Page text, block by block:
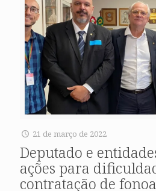
21 de março de 2022
Deputado e
ações para
contratação de